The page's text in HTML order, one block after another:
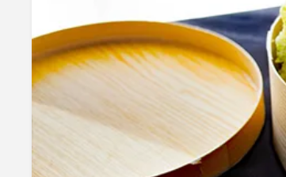
B to B SERVICE
法人のお客様向けサービス